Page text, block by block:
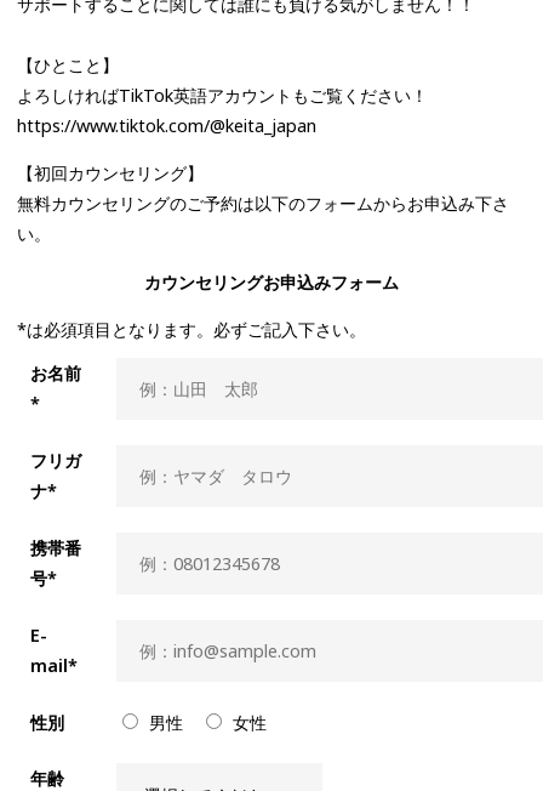
【ひとこと】
よろしければTikTok英語アカウントもご覧ください！
https://www.tiktok.com/@keita_japan
【初回カウンセリング】
無料カウンセリングのご予約は以下のフォームからお申込み下さ
い。
カウンセリングお申込みフォーム
*は必須項目となります。必ずご記入下さい。
お名前
*
フリガ
ナ*
携帯番
号*
E-
mail*
性別 男性 女性
年齢